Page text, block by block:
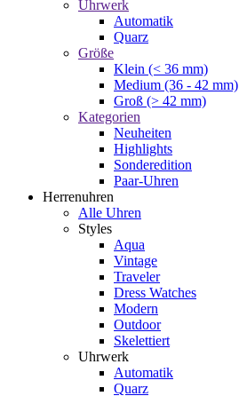
Uhrwerk
Automatik
Quarz
Größe
Klein (< 36 mm)
Medium (36 - 42 mm)
Groß (> 42 mm)
Kategorien
Neuheiten
Highlights
Sonderedition
Paar-Uhren
Herrenuhren
Alle Uhren
Styles
Aqua
Vintage
Traveler
Dress Watches
Modern
Outdoor
Skelettiert
Uhrwerk
Automatik
Quarz